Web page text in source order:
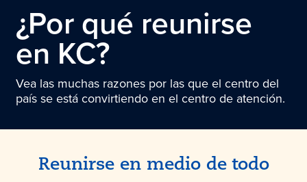
¿Por qué reunirse
en KC?
Vea las muchas razones por las que el centro del
país se está convirtiendo en el centro de atención.
Reunirse en medio de todo